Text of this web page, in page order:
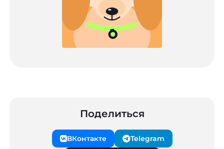
Поделиться
ВКонтакте
Telegram